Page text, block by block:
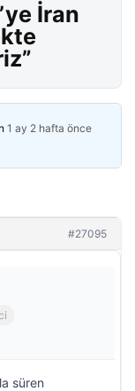
İran
1 ay 2 hafta önce
#27095
süren